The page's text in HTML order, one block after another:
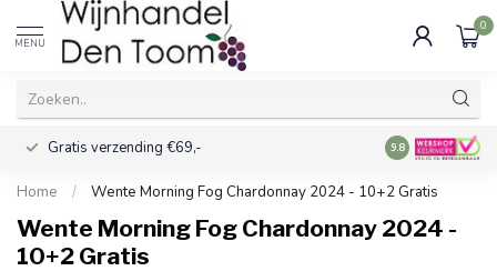
MENU
0
Gratis verzending €69,- Voor 16:00
9.8
Home / Wente Morning Fog Chardonnay 2024 - 10+2 Gratis
Wente Morning Fog Chardonnay 2024 -
10+2 Gratis